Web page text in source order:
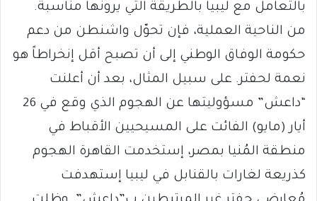
بالتعامل مع ليبيا بالطريقة التي يرونها مناسبة.
من الناحية العملية، فإن تحوّل واشنطن من دعم
حكومة الوفاق الوطني إلى أن تصبح أقل إنخراطاً هو
نعمة لحفتر. على سبيل المثال، بعد أن أعلنت
“داعش” مسؤوليتها عن الهجوم الذي وقع في 26
أيار (مايو) الفائت على المسيحيين الأقباط في
منطقة المُنيا بمصر، إستخدمت القاهرة الهجوم
كذريعة لغارات بالقنابل في ليبيا إستهدفت